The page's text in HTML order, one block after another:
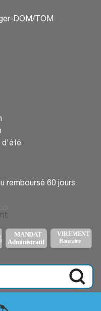
DOM/TOM
d'été
remboursé 60 jours